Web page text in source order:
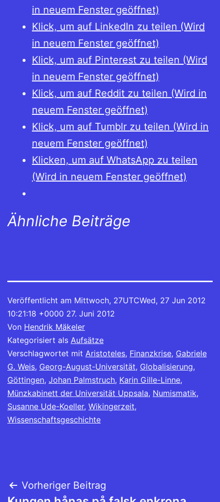
in neuem Fenster geöffnet)
Klick, um auf LinkedIn zu teilen (Wird
in neuem Fenster geöffnet)
Klick, um auf Pinterest zu teilen (Wird
in neuem Fenster geöffnet)
Klick, um auf Reddit zu teilen (Wird in
neuem Fenster geöffnet)
Klick, um auf Tumblr zu teilen (Wird in
neuem Fenster geöffnet)
Klicken, um auf WhatsApp zu teilen
(Wird in neuem Fenster geöffnet)
Ähnliche Beiträge
Veröffentlicht am Mittwoch, 27UTCWed, 27 Jun 2012
10:21:18 +0000 27. Juni 2012
Von Hendrik Mäkeler
Kategorisiert als Aufsätze
Verschlagwortet mit Aristoteles, Finanzkrise, Gabriele
G. Weis, Georg-August-Universität, Globalisierung,
Göttingen, Johan Palmstruch, Karin Gille-Linne,
Münzkabinett der Universität Uppsala, Numismatik,
Susanne Ude-Koeller, Wikingerzeit,
Wissenschaftsgeschichte
Beitragsnavigation
Vorheriger Beitrag